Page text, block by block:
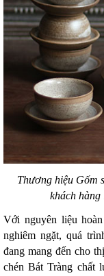
Thương hiệu Gốm
khách hàng
Với nguyên liệu
nghiêm ngặt, quá
đang mang đến cho
chén Bát Tràng chất